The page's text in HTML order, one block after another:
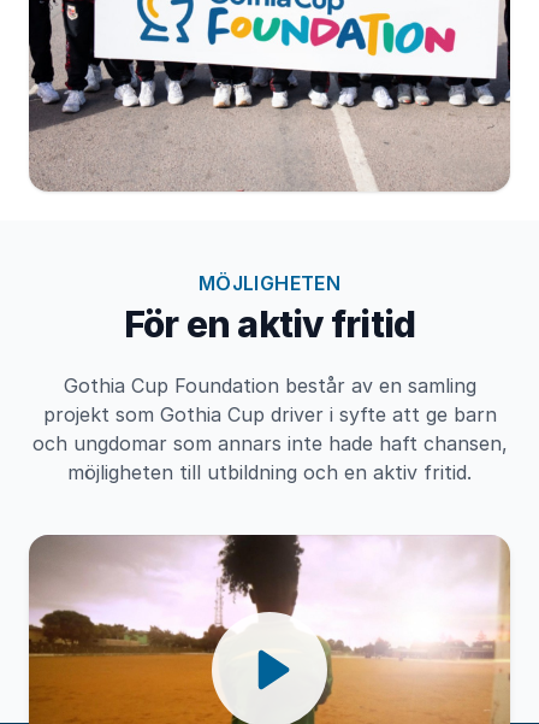
MÖJLIGHETEN
För en aktiv fritid
Gothia Cup Foundation består av en samling
projekt som Gothia Cup driver i syfte att ge barn
och ungdomar som annars inte hade haft chansen,
möjligheten till utbildning och en aktiv fritid.